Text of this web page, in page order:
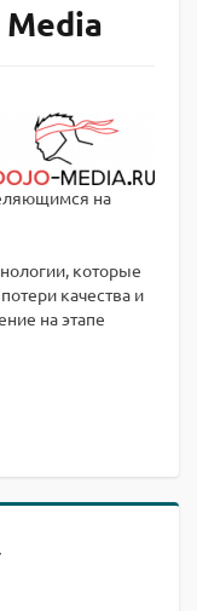
Media
на
которые
качества и
на этапе